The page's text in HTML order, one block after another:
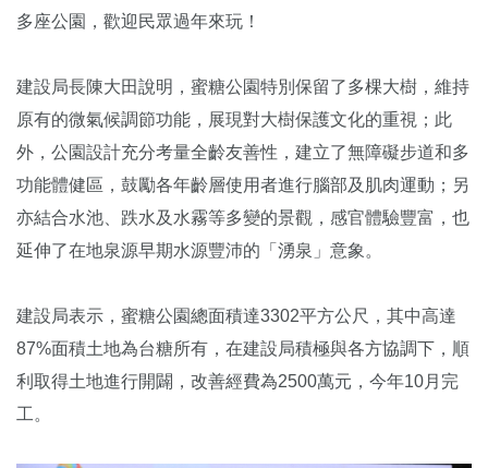
多座公園，歡迎民眾過年來玩！
建設局長陳大田說明，蜜糖公園特別保留了多棵大樹，維持
原有的微氣候調節功能，展現對大樹保護文化的重視；此
外，公園設計充分考量全齡友善性，建立了無障礙步道和多
功能體健區，鼓勵各年齡層使用者進行腦部及肌肉運動；另
亦結合水池、跌水及水霧等多變的景觀，感官體驗豐富，也
延伸了在地泉源早期水源豐沛的「湧泉」意象。
建設局表示，蜜糖公園總面積達3302平方公尺，其中高達
87%面積土地為台糖所有，在建設局積極與各方協調下，順
利取得土地進行開闢，改善經費為2500萬元，今年10月完
工。